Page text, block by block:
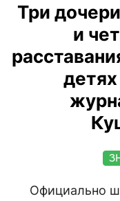
Три
и
Официально